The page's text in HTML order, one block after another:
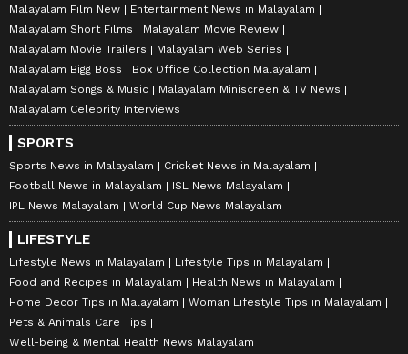
Malayalam Film New
Entertainment News in Malayalam
Malayalam Short Films
Malayalam Movie Review
Malayalam Movie Trailers
Malayalam Web Series
Malayalam Bigg Boss
Box Office Collection Malayalam
Malayalam Songs & Music
Malayalam Miniscreen & TV News
Malayalam Celebrity Interviews
SPORTS
Sports News in Malayalam
Cricket News in Malayalam
Football News in Malayalam
ISL News Malayalam
IPL News Malayalam
World Cup News Malayalam
LIFESTYLE
Lifestyle News in Malayalam
Lifestyle Tips in Malayalam
Food and Recipes in Malayalam
Health News in Malayalam
Home Decor Tips in Malayalam
Woman Lifestyle Tips in Malayalam
Pets & Animals Care Tips
Well-being & Mental Health News Malayalam